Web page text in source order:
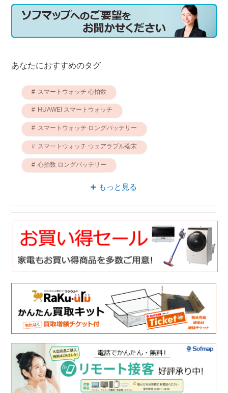
あなたにおすすめのタグ
スマートウォッチ 心拍数
HUAWEI スマートウォッチ
スマートウォッチ ロングバッテリー
スマートウォッチ ウェアラブル端末
心拍数 ロングバッテリー
ロングバッテリー HUAWEI
AMOLED スマートウォッチ
ウェアラブル HUAWEI
もっと見る